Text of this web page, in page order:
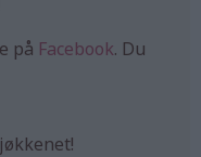
på Facebook. Du